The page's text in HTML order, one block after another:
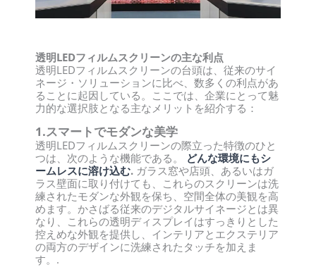
透明LEDフィルムスクリーンの主な利点
透明LEDフィルムスクリーンの台頭は、従来のサイ
ネージ・ソリューションに比べ、数多くの利点があ
ることに起因している。ここでは、企業にとって魅
力的な選択肢となる主なメリットを紹介する：
1.スマートでモダンな美学
透明LEDフィルムスクリーンの際立った特徴のひと
つは、次のような機能である。 どんな環境にもシ
ームレスに溶け込む. ガラス窓や店頭、あるいはガ
ラス壁面に取り付けても、これらのスクリーンは洗
練されたモダンな外観を保ち、空間全体の美観を高
めます。かさばる従来のデジタルサイネージとは異
なり、これらの透明ディスプレイはすっきりとした
控えめな外観を提供し、インテリアとエクステリア
の両方のデザインに洗練されたタッチを加えま
す。.